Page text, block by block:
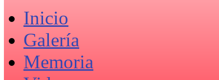
Inicio
Galería
Memoria